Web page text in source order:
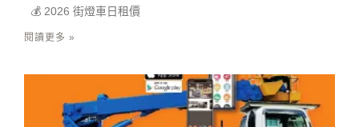
💰 2026 街燈車日租價
閱讀更多 »